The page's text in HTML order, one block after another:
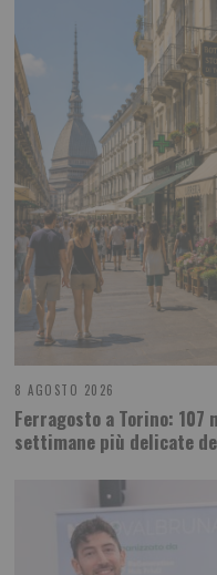
8 AGOSTO 2026
Ferragosto a Torino:
settimane più delicate